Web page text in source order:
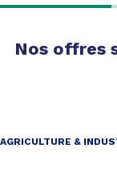
Nos offres
AGRICULTURE &